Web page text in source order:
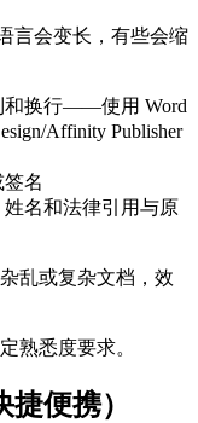
言会变长，有些会缩
和换行——使用 Word
Affinity Publisher
名
名和法律引用与原
乱或复杂文档，效
熟悉度要求。
便携）